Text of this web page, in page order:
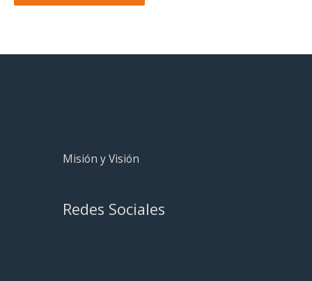
Misión y Visión
Redes Sociales